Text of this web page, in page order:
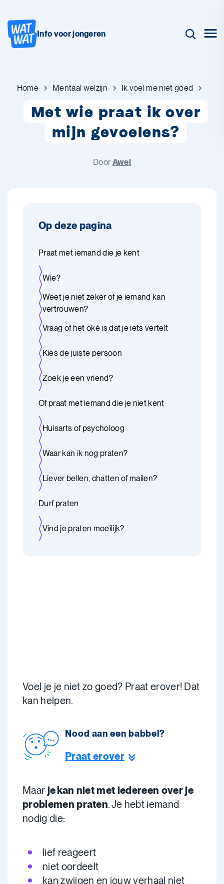
Info voor jongeren
Home Mentaal welzijn Ik voel me niet goed
Met wie praat ik over
mijn gevoelens?
DoorAwel
Op deze pagina
Praat met iemand die je kent
Wie?
Weet je niet zeker of je iemand kan
vertrouwen?
Vraag of het oké is dat je iets vertelt
Kies de juiste persoon
Zoek je een vriend?
Of praat met iemand die je niet kent
Huisarts of psycholoog
Waar kan ik nog praten?
Liever bellen, chatten of mailen?
Durf praten
Vind je praten moeilijk?
Voel je je niet zo goed? Praat erover! Dat
kan helpen.
Nood aan een babbel?
Praat erover
Maar je kan niet met iedereen over je
problemen praten. Je hebt iemand
nodig die:
lief reageert
niet oordeelt
kan zwijgen en jouw verhaal niet